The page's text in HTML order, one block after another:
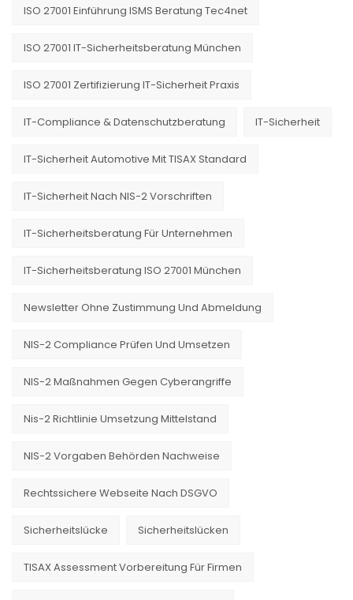
ISO 27001 Einführung ISMS Beratung Tec4net
ISO 27001 IT-Sicherheitsberatung München
ISO 27001 Zertifizierung IT-Sicherheit Praxis
IT-Compliance & Datenschutzberatung IT-Sicherheit
IT-Sicherheit Automotive Mit TISAX Standard
IT-Sicherheit Nach NIS-2 Vorschriften
IT-Sicherheitsberatung Für Unternehmen
IT-Sicherheitsberatung ISO 27001 München
Newsletter Ohne Zustimmung Und Abmeldung
NIS-2 Compliance Prüfen Und Umsetzen
NIS-2 Maßnahmen Gegen Cyberangriffe
Nis-2 Richtlinie Umsetzung Mittelstand
NIS-2 Vorgaben Behörden Nachweise
Rechtssichere Webseite Nach DSGVO
Sicherheitslücke Sicherheitslücken
TISAX Assessment Vorbereitung Für Firmen